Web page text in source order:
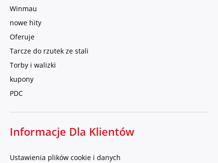
Winmau
nowe hity
Oferuje
Tarcze do rzutek ze stali
Torby i walizki
kupony
PDC
Informacje Dla Klientów
Ustawienia plików cookie i danych